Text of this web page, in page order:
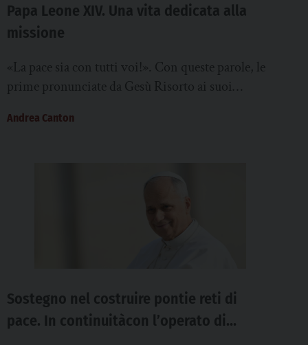
Papa Leone XIV. Una vita dedicata alla
missione
«La pace sia con tutti voi!». Con queste parole, le
prime pronunciate da Gesù Risorto ai suoi
Andrea Canton
Sostegno nel costruire pontie reti di
pace. In continuitàcon l’operato di